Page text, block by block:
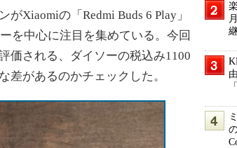
Xiaomiの「Redmi Buds 6 Play」
を中心に注目を集めている。今回
価される、ダイソーの税込み1100
差があるのかチェックした。